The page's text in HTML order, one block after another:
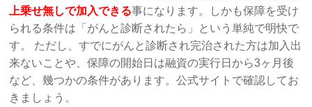
上乗せ無しで加入できる事になります。しかも保障を受け
られる条件は「がんと診断されたら」という単純で明快で
す。 ただし、すでにがんと診断され完治された方は加入出
来ないことや、保障の開始日は融資の実行日から3ヶ月後
など、幾つかの条件があります。公式サイトで確認してお
きましょう。